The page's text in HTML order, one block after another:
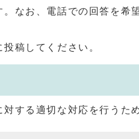
なお、電話での回答を希
投稿してください。
する適切な対応を行うた